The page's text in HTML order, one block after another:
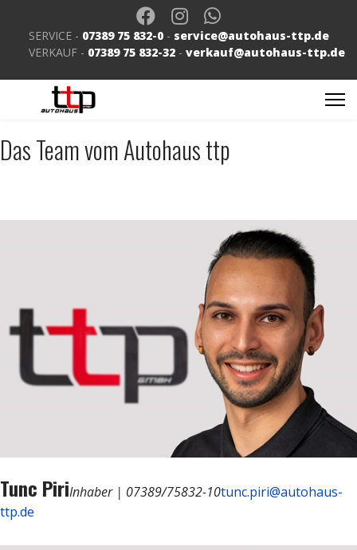
SERVICE - 07389 75 832-0 - service@autohaus-ttp.de
VERKAUF - 07389 75 832-32 - verkauf@autohaus-ttp.de
Das Team vom Autohaus ttp
Tunc PiriInhaber | 07389/75832-10tunc.piri@autohaus-
ttp.de